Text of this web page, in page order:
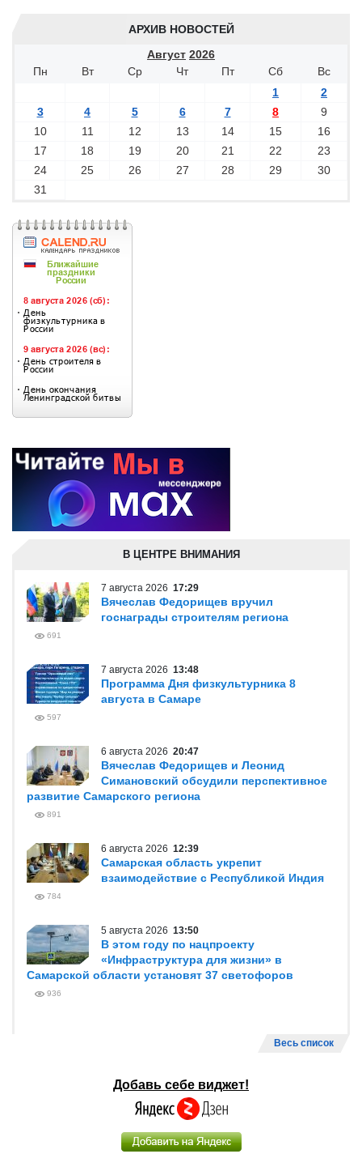
АРХИВ НОВОСТЕЙ
Август 2026
Пн
Вт Ср Чт Пт Сб
Вс
1
2
3
4 5 6 7 8
9
10
11 12 13 14 15
16
17
18 19 20 21 22
23
24
25 26 27 28 29
30
31
В ЦЕНТРЕ ВНИМАНИЯ
7 августа 2026 17:29
Вячеслав Федорищев вручил
госнаграды строителям региона
691
7 августа 2026 13:48
Программа Дня физкультурника 8
августа в Самаре
597
6 августа 2026 20:47
Вячеслав Федорищев и Леонид
Симановский обсудили перспективное
развитие Самарского региона
891
6 августа 2026 12:39
Самарская область укрепит
взаимодействие с Республикой Индия
784
5 августа 2026 13:50
В этом году по нацпроекту
«Инфраструктура для жизни» в
Самарской области установят 37 светофоров
936
Весь список
Добавь себе виджет!